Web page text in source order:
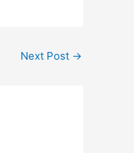
Next Post →